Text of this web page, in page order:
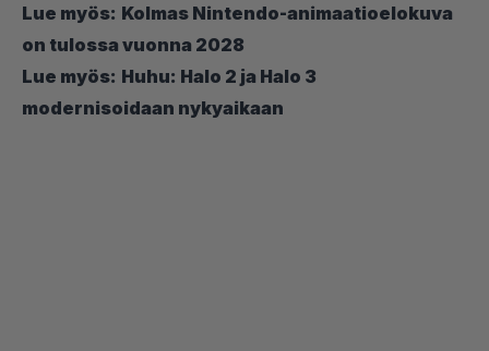
Lue myös: Kolmas Nintendo-animaatioelokuva
on tulossa vuonna 2028
Lue myös: Huhu: Halo 2 ja Halo 3
modernisoidaan nykyaikaan